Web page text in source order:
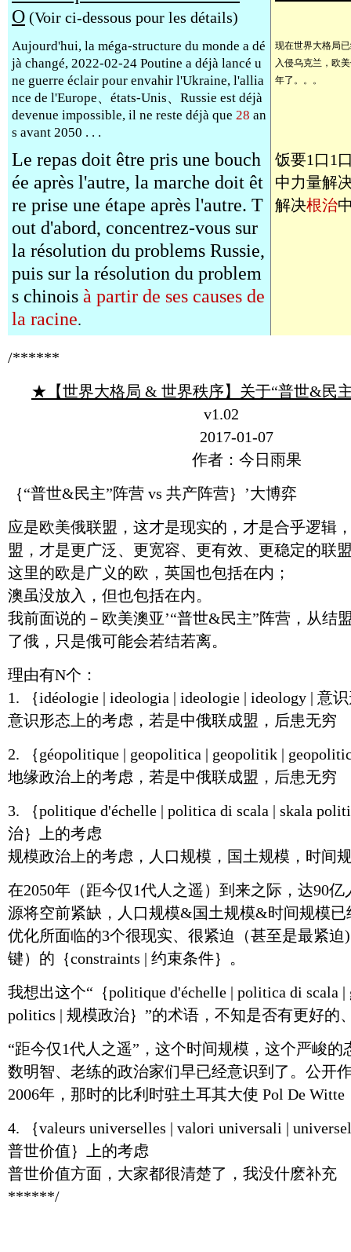
O (Voir ci-dessous pour les détails)
Aujourd'hui, la méga-structure du monde a dé
jà changé, 2022-02-24 Poutine a déjà lancé u
ne guerre éclair pour envahir l'Ukraine, l'allia
nce de l'Europe、états-Unis、Russie est déjà
devenue impossible, il ne reste déjà que 28 an
s avant 2050 . . .
现在世界大格局
入侵乌克兰，欧
年了。。。
Le repas doit être pris une bouch
ée après l'autre, la marche doit êt
re prise une étape après l'autre. T
out d'abord, concentrez-vous sur
la résolution du problems Russie,
puis sur la résolution du problem
s chinois à partir de ses causes de
la racine.
饭要1口1
中力量解
解决根治
/******
★【世界大格局 & 世界秩序】关于“普世&民
v1.02
2017-01-07
作者：今日雨果
｛“普世&民主”阵营 vs 共产阵营｝’大博弈
应是欧美俄联盟，这才是现实的，才是合乎逻辑
盟，才是更广泛、更宽容、更有效、更稳定的联
这里的欧是广义的欧，英国也包括在内；
澳虽没放入，但也包括在内。
我前面说的－欧美澳亚’“普世&民主”阵营，从结
了俄，只是俄可能会若结若离。
理由有N个：
1. ｛idéologie | ideologia | ideologie | ideology | 意
意识形态上的考虑，若是中俄联成盟，后患无穷
2. ｛géopolitique | geopolitica | geopolitik |
地缘政治上的考虑，若是中俄联成盟，后患无穷
3. ｛politique d'échelle | politica di scala | skala
治｝上的考虑
规模政治上的考虑，人口规模，国土规模，时间
在2050年（距今仅1代人之遥）到来之际，达90
源将空前紧缺，人口规模&国土规模&时间规模
优化所面临的3个很现实、很紧迫（甚至是最紧
键）的｛constraints | 约束条件｝。
我想出这个“｛politique d'échelle | politica di scala |
politics | 规模政治｝”的术语，不知是否有更好的
“距今仅1代人之遥”，这个时间规模，这个严峻
数明智、老练的政治家们早已经意识到了。公开
2006年，那时的比利时驻土耳其大使 Pol De Witte
4. ｛valeurs universelles | valori universali |
普世价值｝上的考虑
普世价值方面，大家都很清楚了，我没什麽补充
******/